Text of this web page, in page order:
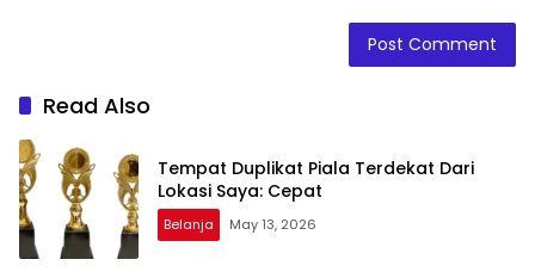
Read Also
Tempat Duplikat Piala Terdekat Dari
Lokasi Saya: Cepat
Belanja May 13, 2026